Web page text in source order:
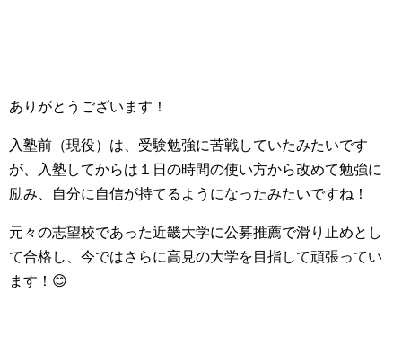
ありがとうございます！
入塾前（現役）は、受験勉強に苦戦していたみたいです
が、入塾してからは１日の時間の使い方から改めて勉強に
励み、自分に自信が持てるようになったみたいですね！
元々の志望校であった近畿大学に公募推薦で滑り止めとし
て合格し、今ではさらに高見の大学を目指して頑張ってい
ます！😊